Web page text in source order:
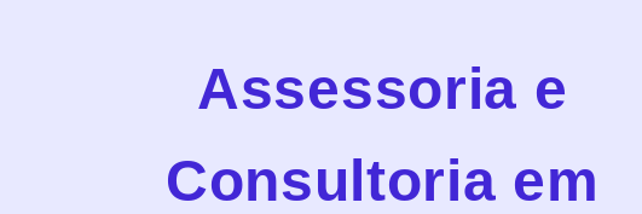
Assessoria e
Consultoria em